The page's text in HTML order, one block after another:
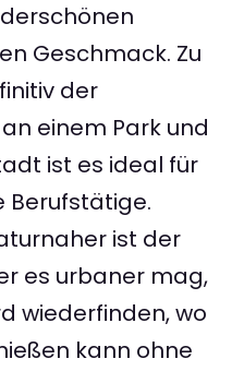
Geschmack. Zu
der
einem Park und
ist es ideal für
Berufstätige.
ist der
es urbaner mag,
wiederfinden, wo
kann ohne